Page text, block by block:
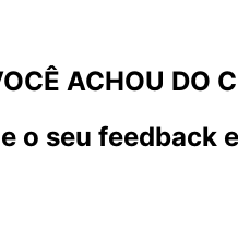
ACHOU DO
o seu feedback